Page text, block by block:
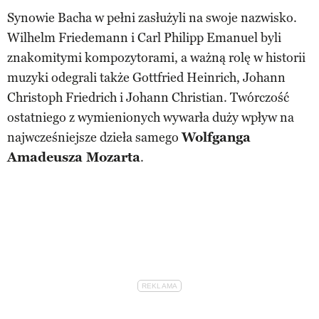
Synowie Bacha w pełni zasłużyli na swoje nazwisko.
Wilhelm Friedemann i Carl Philipp Emanuel byli
znakomitymi kompozytorami, a ważną rolę w historii
muzyki odegrali także Gottfried Heinrich, Johann
Christoph Friedrich i Johann Christian. Twórczość
ostatniego z wymienionych wywarła duży wpływ na
najwcześniejsze dzieła samegoWolfganga
Amadeusza Mozarta.